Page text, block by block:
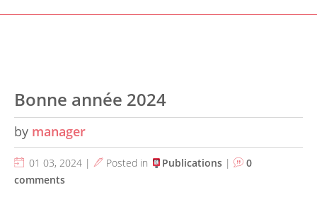
Bonne année 2024
by manager
01 03, 2024 | Posted in Publications|
0
comments